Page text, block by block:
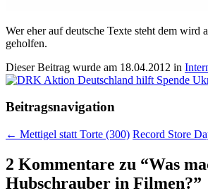
Wer eher auf deutsche Texte steht dem wird
geholfen.
Dieser Beitrag wurde am 18.04.2012 in
Beitragsnavigation
← Mettigel statt Torte (300) Record Store
2 Kommentare zu “Was
Hubschrauber in Filmen?”